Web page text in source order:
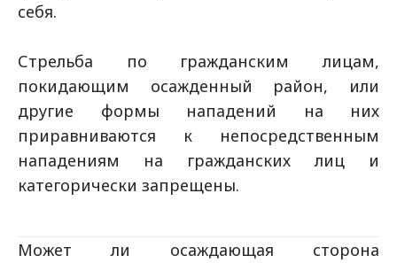
себя.
Стрельба по гражданским лицам,
покидающим осажденный район, или
другие формы нападений на них
приравниваются к непосредственным
нападениям на гражданских лиц и
категорически запрещены.
Может ли осаждающая сторона